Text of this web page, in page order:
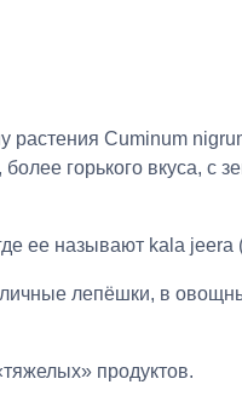
Cuminum
горького вкуса,
ее называют kala
лепёшки, в
продуктов.